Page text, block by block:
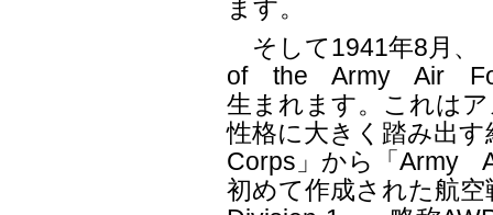
ます。
そして1941年8月
of the Army Air
生まれます。これは
性格に大きく踏み出
Corps」から「Army
初めて作成された